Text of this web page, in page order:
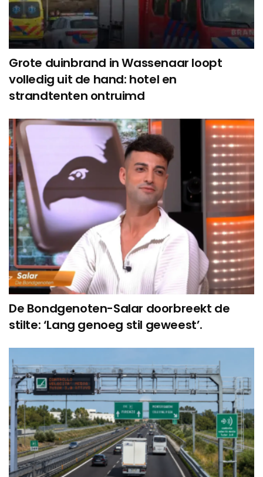
Grote duinbrand in Wassenaar loopt
volledig uit de hand: hotel en
strandtenten ontruimd
De Bondgenoten-Salar doorbreekt de
stilte: ‘Lang genoeg stil geweest’.